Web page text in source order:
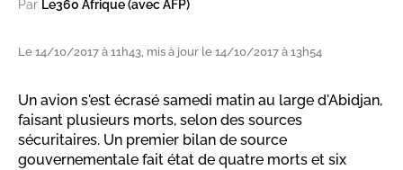
Par Le360 Afrique (avec AFP)
Le 14/10/2017 à 11h43, mis à jour le 14/10/2017 à 13h54
Un avion s'est écrasé samedi matin au large d'Abidjan,
faisant plusieurs morts, selon des sources
sécuritaires. Un premier bilan de source
gouvernementale fait état de quatre morts et six